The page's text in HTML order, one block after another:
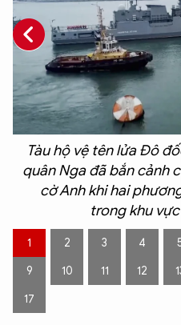
Tàu hộ vệ tên lửa Đô
quân Nga đã bắn cảnh
cờ Anh khi hai
trong khu
1 2 3 4
9 10 11 12
17